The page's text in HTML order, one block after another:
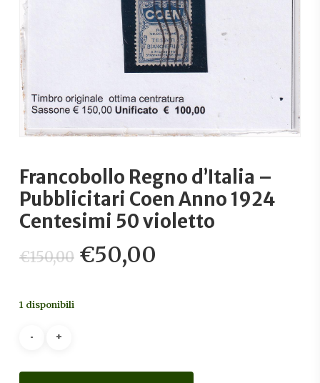
Francobollo Regno d’Italia –
Pubblicitari Coen Anno 1924
Centesimi 50 violetto
€150,00 Il
prezzo
€50,00
1 disponibili